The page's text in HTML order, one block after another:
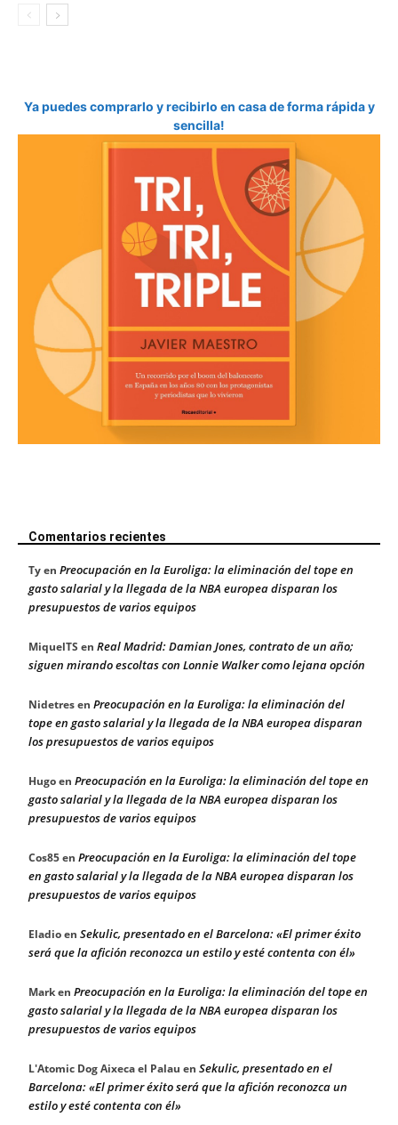
Ya puedes comprarlo y recibirlo en casa de forma rápida y
sencilla!
Comentarios recientes
Tyen Preocupación en la Euroliga: la eliminación del tope en
gasto salarial y la llegada de la NBA europea disparan los
presupuestos de varios equipos
MiquelTS en Real Madrid: Damian Jones, contrato de un año;
siguen mirando escoltas con Lonnie Walker como lejana opción
Nidetresen Preocupación en la Euroliga: la eliminación del
tope en gasto salarial y la llegada de la NBA europea disparan
los presupuestos de varios equipos
Hugoen Preocupación en la Euroliga: la eliminación del tope en
gasto salarial y la llegada de la NBA europea disparan los
presupuestos de varios equipos
Cos85en Preocupación en la Euroliga: la eliminación del tope
en gasto salarial y la llegada de la NBA europea disparan los
presupuestos de varios equipos
Eladioen Sekulic, presentado en el Barcelona: «El primer éxito
será que la afición reconozca un estilo y esté contenta con él»
Marken Preocupación en la Euroliga: la eliminación del tope en
gasto salarial y la llegada de la NBA europea disparan los
presupuestos de varios equipos
L'Atomic Dog Aixeca el Palau en Sekulic, presentado en el
Barcelona: «El primer éxito será que la afición reconozca un
estilo y esté contenta con él»